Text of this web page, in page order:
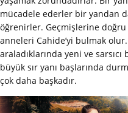
mücadele ederler bir yandan
öğrenirler. Geçmişlerine doğru
anneleri Cahide’yi bulmak olur.
araladıklarında yeni ve
büyük sır yanı başlarında
çok daha başkadır.